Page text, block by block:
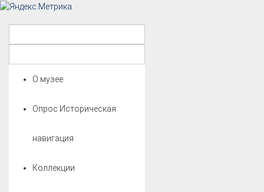
О музее
Опрос Историческая
навигация
Коллекции